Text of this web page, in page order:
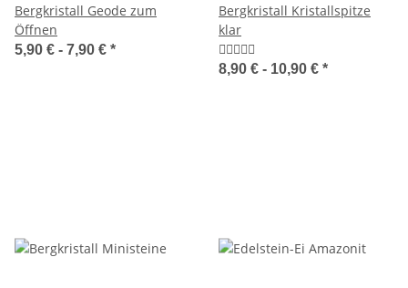
Bergkristall Geode zum
Öffnen
5,90 € - 7,90 € *
Bergkristall Kristallspitze
klar
8,90 € - 10,90 € *